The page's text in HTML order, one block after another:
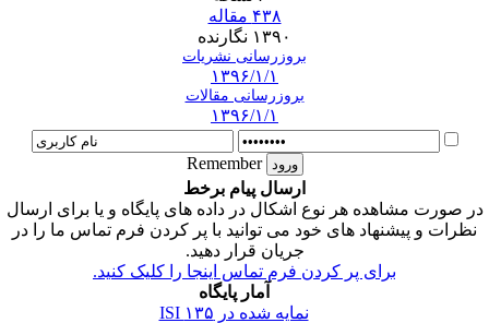
۴۳۸ مقاله
۱۳۹۰ نگارنده
بروزرسانی نشریات
۱۳۹۶/۱/۱
بروزرسانی مقالات
۱۳۹۶/۱/۱
Remember
ارسال پیام برخط
در صورت مشاهده هر نوع اشکال در داده های پایگاه و یا برای ارسال
نظرات و پیشنهاد های خود می توانید با پر کردن فرم تماس ما را در
جریان قرار دهید.
برای پر کردن فرم تماس اینجا را کلیک کنید.
آمار پایگاه
نمایه شده در ISI ۱۳۵